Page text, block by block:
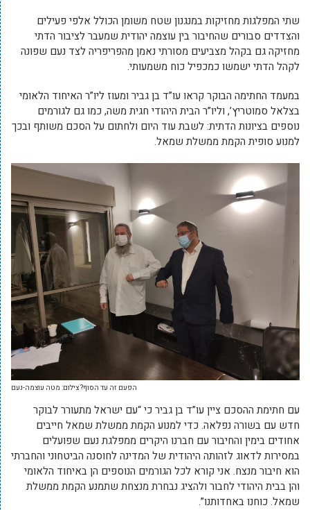
שתי המפלגות מחזיקות במנגנון שטח משומן הכולל אלפי פעילים
והצדדים סבורים שהחיבור בין עוצמה יהודית שמעבר לציבור הדתי
מחזיקה גם בקהל מצביעים מסורתי נאמן מהפריפריה לצד נעם שפונה
לקהל הדתי ישמשו כמכפיל כוח משמעותי.
במעמד החתימה הבוקר קראו עו”ד בן גביר ומעוז ליו”ר האיחוד הלאומי
בצלאל סמוטריץ’, וליו”ר הבית היהודי חגית משה, כמו גם לגורמים
נוספים בציונות הדתית: לשבת עוד היום ולחתום על הסכם משותף ובכך
למנוע סופית הקמת ממשלת שמאל.
הפעם זה עד הסוף? צילום: מטה עוצמה-נעם
עם חתימת ההסכם ציין עו”ד בן גביר כי “עם ישראל מתעורר לבוקר
חדש עם בשורה נפלאה. כדי למנוע הקמת ממשלת שמאל חייבים
אחודים בימין והחיבור עם חברנו היקרים ממפלגת נעם שפועלים
במסירות לדאוג לזהותה היהודית של המדינה לחוסנה הביטחוני והחברתי
הוא חיבור מנצח. אני קורא לכל הגורמים הנוספים הן באיחוד הלאומי
והן בבית היהודי לחבור ולהציג נבחרת מנצחת שתמנע הקמת ממשלת
שמאל. כוחנו באחדותנו”.